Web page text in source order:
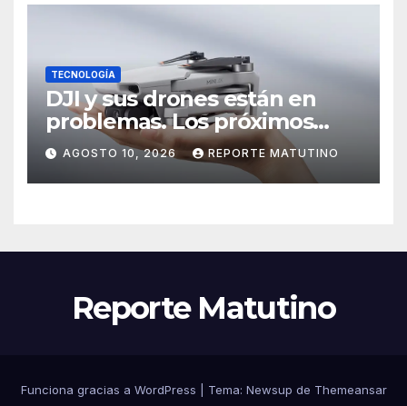
TECNOLOGÍA
DJI y sus drones están en
problemas. Los próximos
modelos podrían ser más
difíciles de volar
AGOSTO 10, 2026 REPORTE MATUTINO
Reporte Matutino
Funciona gracias a WordPress Tema: Newsup de Themeansar